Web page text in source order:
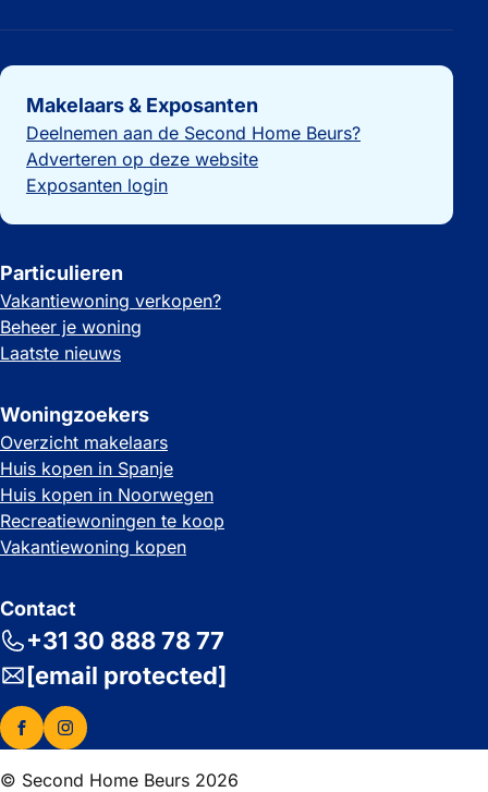
Belangrijke links
Makelaars & Exposanten
Deelnemen aan de Second Home Beurs?
Adverteren op deze website
Exposanten login
Particulieren
Vakantiewoning verkopen?
Beheer je woning
Laatste nieuws
Woningzoekers
Overzicht makelaars
Huis kopen in Spanje
Huis kopen in Noorwegen
Recreatiewoningen te koop
Vakantiewoning kopen
Contact
+31 30 888 78 77
[email protected]
© Second Home Beurs 2026